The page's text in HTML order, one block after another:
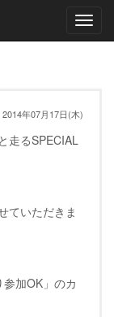
2014年07月17日(木)
走るSPECIAL
ていただきま
加OK」のカ